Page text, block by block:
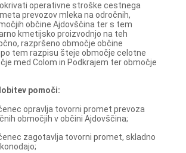
operativne stroške cestnega
prevozov mleka na odročnih,
občine Ajdovščina ter s tem
kmetijsko proizvodnjo na teh
razpršeno območje občine
tem razpisu šteje območje celotne
med Colom in Podkrajem ter območje
pomoči:
opravlja tovorni promet prevoza
območjih v občini Ajdovščina;
zagotavlja tovorni promet, skladno